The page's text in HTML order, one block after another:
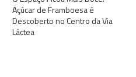
Açúcar de Framboesa é
Descoberto no Centro da Via
Láctea